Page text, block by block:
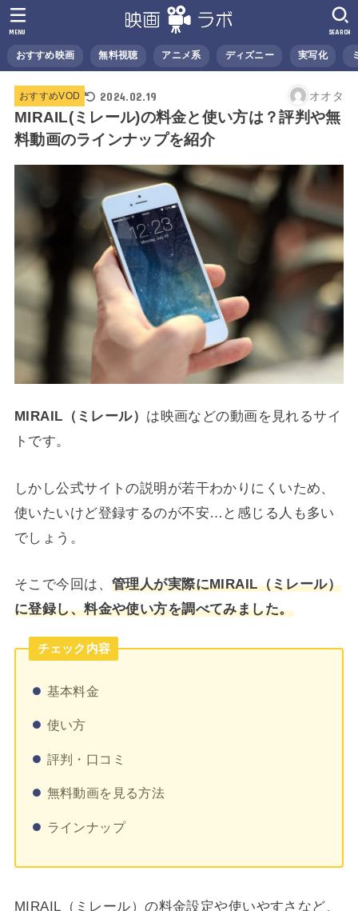
おすすめ映画 無料視聴 アニメ系 ディズニー 実写化
SEARCH
MENU
おすすめVOD 2024.02.19 オオタ
MIRAIL(ミレール)の料金と使い方は？評判や無
料動画のラインナップを紹介
MIRAIL（ミレール） は映画などの動画を見れるサイ
トです。
しかし公式サイトの説明が若干わかりにくいため、
使いたいけど登録するのが不安…と感じる人も多い
でしょう。
そこで今回は、 管理人が実際にMIRAIL（ミレール）
に登録し、料金や使い方を調べてみました。
チェック内容
基本料金
使い方
評判・口コミ
無料動画を見る方法
ラインナップ
MIRAIL（ミレール）の料金設定や使いやすさなど、